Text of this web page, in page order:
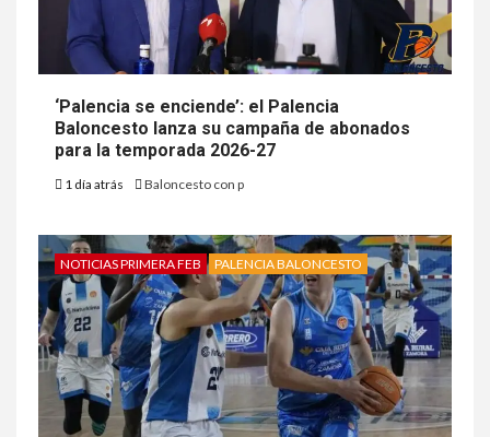
‘Palencia se enciende’: el Palencia
Baloncesto lanza su campaña de abonados
para la temporada 2026-27
1 día atrás Baloncesto con p
NOTICIAS PRIMERA FEB PALENCIA BALONCESTO